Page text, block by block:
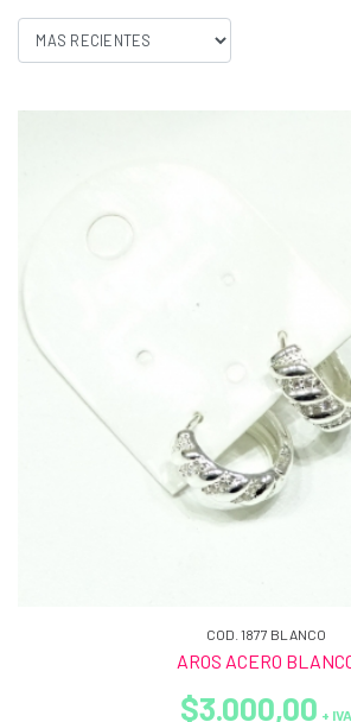
COD. 1877 BLANCO
AROS ACERO
$3.000,00 + IVA